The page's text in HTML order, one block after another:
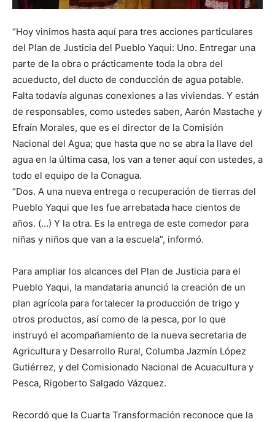
“Hoy vinimos hasta aquí para tres acciones particulares
del Plan de Justicia del Pueblo Yaqui: Uno. Entregar una
parte de la obra o prácticamente toda la obra del
acueducto, del ducto de conducción de agua potable.
Falta todavía algunas conexiones a las viviendas. Y están
de responsables, como ustedes saben, Aarón Mastache y
Efraín Morales, que es el director de la Comisión
Nacional del Agua; que hasta que no se abra la llave del
agua en la última casa, los van a tener aquí con ustedes, a
todo el equipo de la Conagua.
“Dos. A una nueva entrega o recuperación de tierras del
Pueblo Yaqui que les fue arrebatada hace cientos de
años. (…) Y la otra. Es la entrega de este comedor para
niñas y niños que van a la escuela”, informó.
Para ampliar los alcances del Plan de Justicia para el
Pueblo Yaqui, la mandataria anunció la creación de un
plan agrícola para fortalecer la producción de trigo y
otros productos, así como de la pesca, por lo que
instruyó el acompañamiento de la nueva secretaria de
Agricultura y Desarrollo Rural, Columba Jazmín López
Gutiérrez, y del Comisionado Nacional de Acuacultura y
Pesca, Rigoberto Salgado Vázquez.
Recordó que la Cuarta Transformación reconoce que la